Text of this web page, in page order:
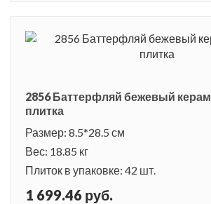
2856 Баттерфляй бежевый
плитка
Размер: 8.5*28.5 см
Вес: 18.85 кг
Плиток в упаковке: 42 шт.
1 699.46 руб.